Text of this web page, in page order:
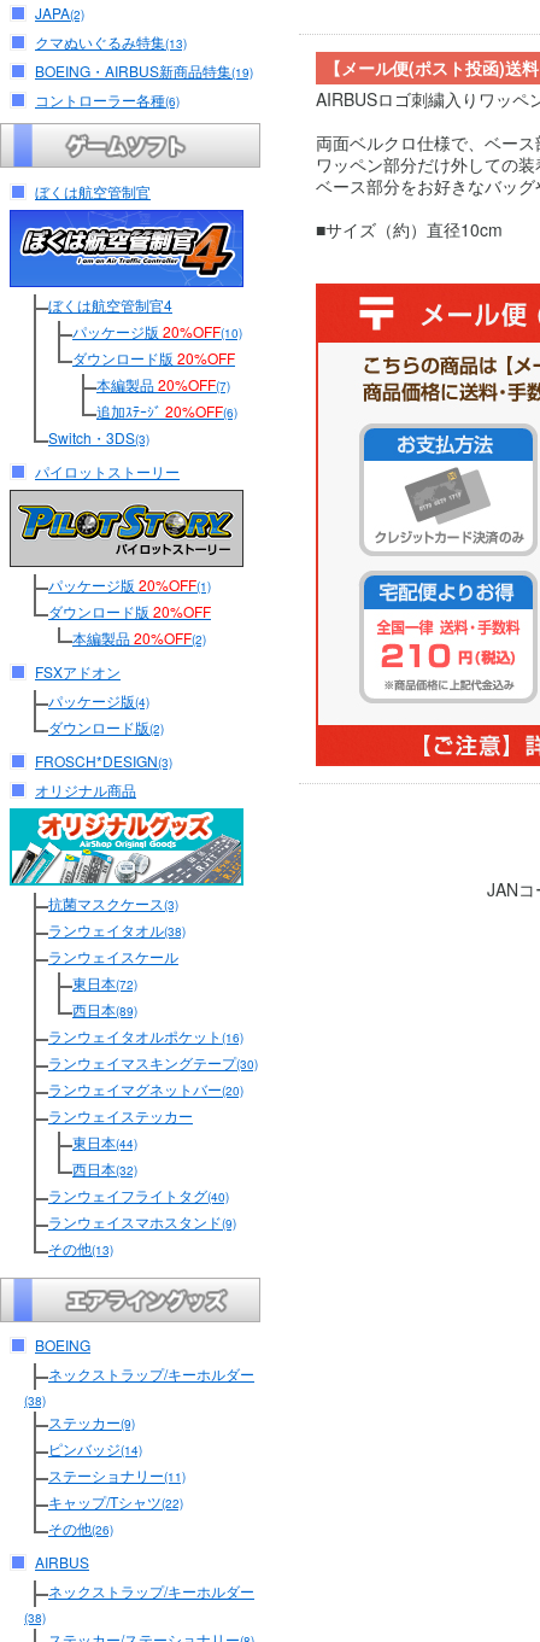
JAPA(2)
クマぬいぐるみ特集(13)
BOEING・AIRBUS新商品特集(19)
コントローラー各種(6)
ぼくは航空管制官
ぼくは航空管制官4
パッケージ版 20%OFF(10)
ダウンロード版 20%OFF
本編製品20%OFF(7)
追加ｽﾃｰｼﾞ 20%OFF(6)
Switch・3DS(3)
パイロットストーリー
パッケージ版 20%OFF(1)
ダウンロード版 20%OFF
本編製品20%OFF(2)
FSXアドオン
パッケージ版(4)
ダウンロード版(2)
FROSCH*DESIGN(3)
オリジナル商品
抗菌マスクケース(3)
ランウェイタオル(38)
ランウェイスケール
東日本(72)
西日本(89)
ランウェイタオルポケット (16)
ランウェイマスキングテープ(30)
ランウェイマグネットバー(20)
ランウェイステッカー
東日本(44)
西日本(32)
ランウェイフライトタグ(40)
ランウェイスマホスタンド(9)
その他(13)
BOEING
ネックストラップ/キーホルダー
(38)
ステッカー(9)
ピンバッジ(14)
ステーショナリー(11)
キャップ/Tシャツ(22)
その他(26)
AIRBUS
ネックストラップ/キーホルダー
(38)
【メール便(ポスト投函)送
AIRBUSロゴ刺繍入りワッペ
両面ベルクロ仕様で、ベー
ワッペン部分だけ外しての
ベース部分をお好きなバッ
■サイズ（約）直径10cm
JAN